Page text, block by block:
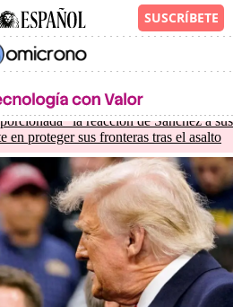
la reacción de Sánchez a sus
en proteger sus fronteras tras el asalto